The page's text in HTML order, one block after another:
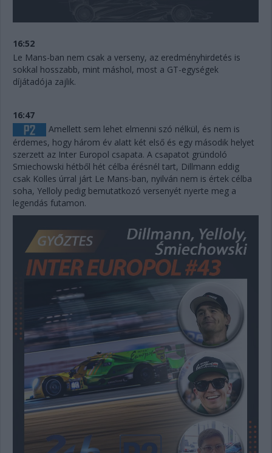
16:52
Le Mans-ban nem csak a verseny, az eredményhirdetés is
sokkal hosszabb, mint máshol, most a GT-egységek
díjátadója zajlik.
16:47
Amellett sem lehet elmenni szó nélkül, és nem is
érdemes, hogy három év alatt két első és egy második helyet
szerzett az Inter Europol csapata. A csapatot gründoló
Smiechowski hétből hét célba érésnél tart, Dillmann eddig
csak Kolles úrral járt Le Mans-ban, nyilván nem is értek célba
soha, Yelloly pedig bemutatkozó versenyét nyerte meg a
legendás futamon.